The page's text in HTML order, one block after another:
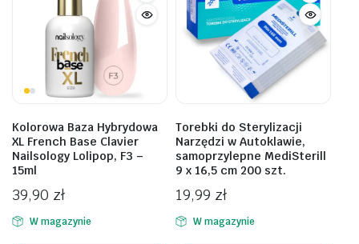
Kolorowa Baza Hybrydowa
XL French Base Clavier
Nailsology Lolipop, F3 –
15ml
39,90 zł
W magazynie
Torebki do Sterylizacji
Narzędzi w Autoklawie,
samoprzylepne MediSterill
9 x 16,5 cm 200 szt.
19,99 zł
W magazynie